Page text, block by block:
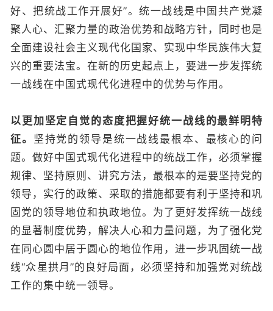
好、把统战工作开展好”。统一战线是中国共产党凝
聚人心、汇聚力量的政治优势和战略方针，同时也是
全面建设社会主义现代化国家、实现中华民族伟大复
兴的重要法宝。在新的历史起点上，要进一步发挥统
一战线在中国式现代化进程中的优势与作用。
以更加坚定自觉的态度把握好统一战线的最鲜明特
征。
坚持党的领导是统一战线最根本、最核心的问
题。做好中国式现代化进程中的统战工作，必须掌握
规律、坚持原则、讲究方法，最根本的是要坚持党的
领导，实行的政策、采取的措施都要有利于坚持和巩
固党的领导地位和执政地位。为了更好发挥统一战线
的显著制度优势，解决人心和力量问题，为了强化党
在同心圆中居于圆心的地位作用，进一步巩固统一战
线“众星拱月”的良好局面，必须坚持和加强党对统战
工作的集中统一领导。